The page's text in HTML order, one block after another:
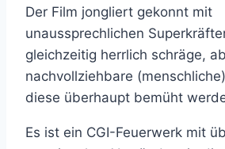
Der Film jongliert gekonnt mit
unaussprechlichen
gleichzeitig herrlich schräge,
nachvollziehbare
diese überhaupt bemüht
Es ist ein CGI-Feuerwerk mit